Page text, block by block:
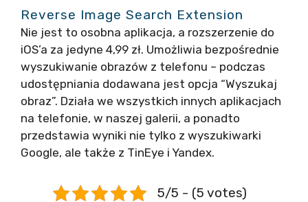
Reverse Image Search Extension
Nie jest to osobna aplikacja, a rozszerzenie do
iOS’a za jedyne 4,99 zł. Umożliwia bezpośrednie
wyszukiwanie obrazów z telefonu – podczas
udostępniania dodawana jest opcja “Wyszukaj
obraz”. Działa we wszystkich innych aplikacjach
na telefonie, w naszej galerii, a ponadto
przedstawia wyniki nie tylko z wyszukiwarki
Google, ale także z TinEye i Yandex.
5/5 - (5 votes)